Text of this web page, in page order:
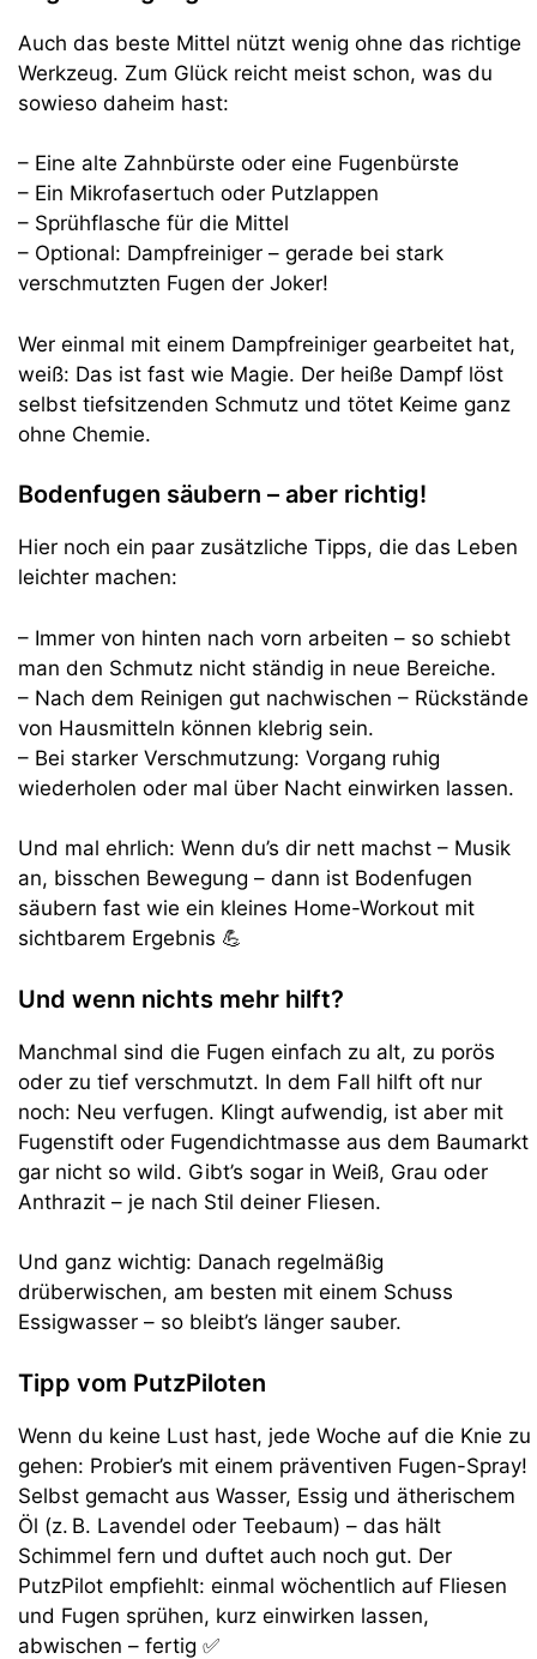
Auch das beste Mittel nützt wenig ohne das richtige
Werkzeug. Zum Glück reicht meist schon, was du
sowieso daheim hast:
– Eine alte Zahnbürste oder eine Fugenbürste
– Ein Mikrofasertuch oder Putzlappen
– Sprühflasche für die Mittel
– Optional: Dampfreiniger – gerade bei stark
verschmutzten Fugen der Joker!
Wer einmal mit einem Dampfreiniger gearbeitet hat,
weiß: Das ist fast wie Magie. Der heiße Dampf löst
selbst tiefsitzenden Schmutz und tötet Keime ganz
ohne Chemie.
Bodenfugen säubern – aber richtig!
Hier noch ein paar zusätzliche Tipps, die das Leben
leichter machen:
– Immer von hinten nach vorn arbeiten – so schiebt
man den Schmutz nicht ständig in neue Bereiche.
– Nach dem Reinigen gut nachwischen – Rückstände
von Hausmitteln können klebrig sein.
– Bei starker Verschmutzung: Vorgang ruhig
wiederholen oder mal über Nacht einwirken lassen.
Und mal ehrlich: Wenn du’s dir nett machst – Musik
an, bisschen Bewegung – dann ist Bodenfugen
säubern fast wie ein kleines Home-Workout mit
sichtbarem Ergebnis 💪
Und wenn nichts mehr hilft?
Manchmal sind die Fugen einfach zu alt, zu porös
oder zu tief verschmutzt. In dem Fall hilft oft nur
noch: Neu verfugen. Klingt aufwendig, ist aber mit
Fugenstift oder Fugendichtmasse aus dem Baumarkt
gar nicht so wild. Gibt’s sogar in Weiß, Grau oder
Anthrazit – je nach Stil deiner Fliesen.
Und ganz wichtig: Danach regelmäßig
drüberwischen, am besten mit einem Schuss
Essigwasser – so bleibt’s länger sauber.
Tipp vom PutzPiloten
Wenn du keine Lust hast, jede Woche auf die Knie zu
gehen: Probier’s mit einem präventiven Fugen-Spray!
Selbst gemacht aus Wasser, Essig und ätherischem
Öl (z. B. Lavendel oder Teebaum) – das hält
Schimmel fern und duftet auch noch gut. Der
PutzPilot empfiehlt: einmal wöchentlich auf Fliesen
und Fugen sprühen, kurz einwirken lassen,
abwischen – fertig ✅